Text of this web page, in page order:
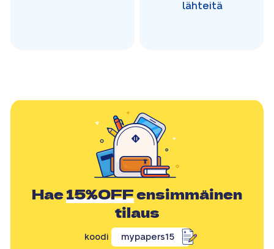
lähteitä
Hae15%OFFensimmäinen
tilaus
koodi mypapers15